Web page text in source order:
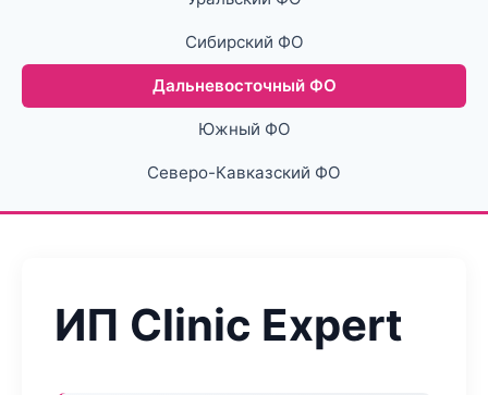
Сибирский ФО
Дальневосточный ФО
Южный ФО
Северо-Кавказский ФО
ИП Clinic Expert